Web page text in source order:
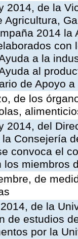
2014, de la
Agricultura,
2014
a la
al
de Apoyo
de los
2014, del
Consejería
convoca el
los miembros
de
de la
de estudios
por la